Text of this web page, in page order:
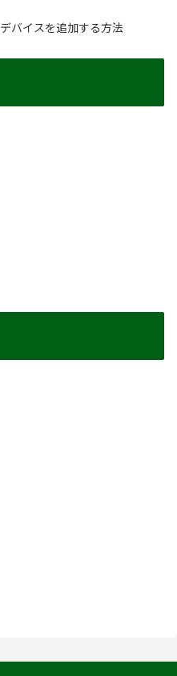
バイスを追加する方法